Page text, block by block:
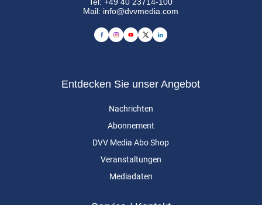
Mail: info@dvvmedia.com
Entdecken Sie unser Angebot
Nachrichten
Abonnement
DVV Media Abo Shop
Veranstaltungen
Mediadaten